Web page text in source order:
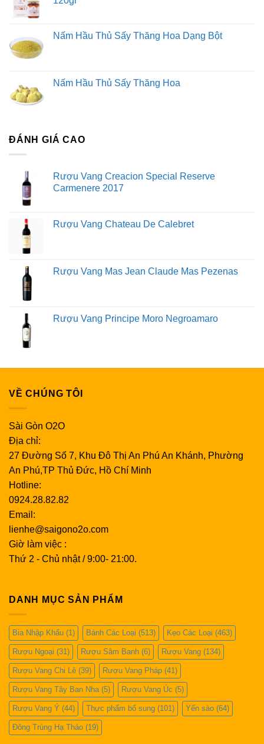
Nấm Hầu Thủ Sấy Thăng Hoa Dạng Bột
Nấm Hầu Thủ Sấy Thăng Hoa
ĐÁNH GIÁ CAO
Rượu Vang Creacion Special Reserve
Carmenere 2017
Rượu Vang Chateau De Calebret
Rượu Vang Mas Jean Claude Mas Pezenas
Rượu Vang Principe Moro Negroamaro
VỀ CHÚNG TÔI
Sài Gòn O2O
Địa chỉ:
27 Đường Số 7, Khu Đô Thị An Phú An Khánh, Phường
An Phú,TP Thủ Đức, Hồ Chí Minh
Hotline:
0924.28.82.82
Email:
lienhe@saigono2o.com
Giờ làm việc :
Thứ 2 - Chủ nhật / 9:00- 21:00.
DANH MỤC SẢN PHẨM
Bia Nhập Khẩu (1) Bánh Các Loại (513) Kẹo Các Loại (463)
Rượu Ngoại (31) Rượu Sâm Banh (6) Rượu Vang (134)
Rượu Vang Chi Lê (39) Rượu Vang Pháp (41)
Rượu Vang Tây Ban Nha (5) Rượu Vang Úc (5)
Rượu Vang Ý (44) Thực phẩm bổ sung (101) Yến sào (64)
Đông Trùng Hạ Thảo (19)